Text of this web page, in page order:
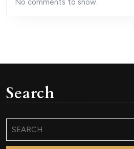
No comments to show.
Search
for: